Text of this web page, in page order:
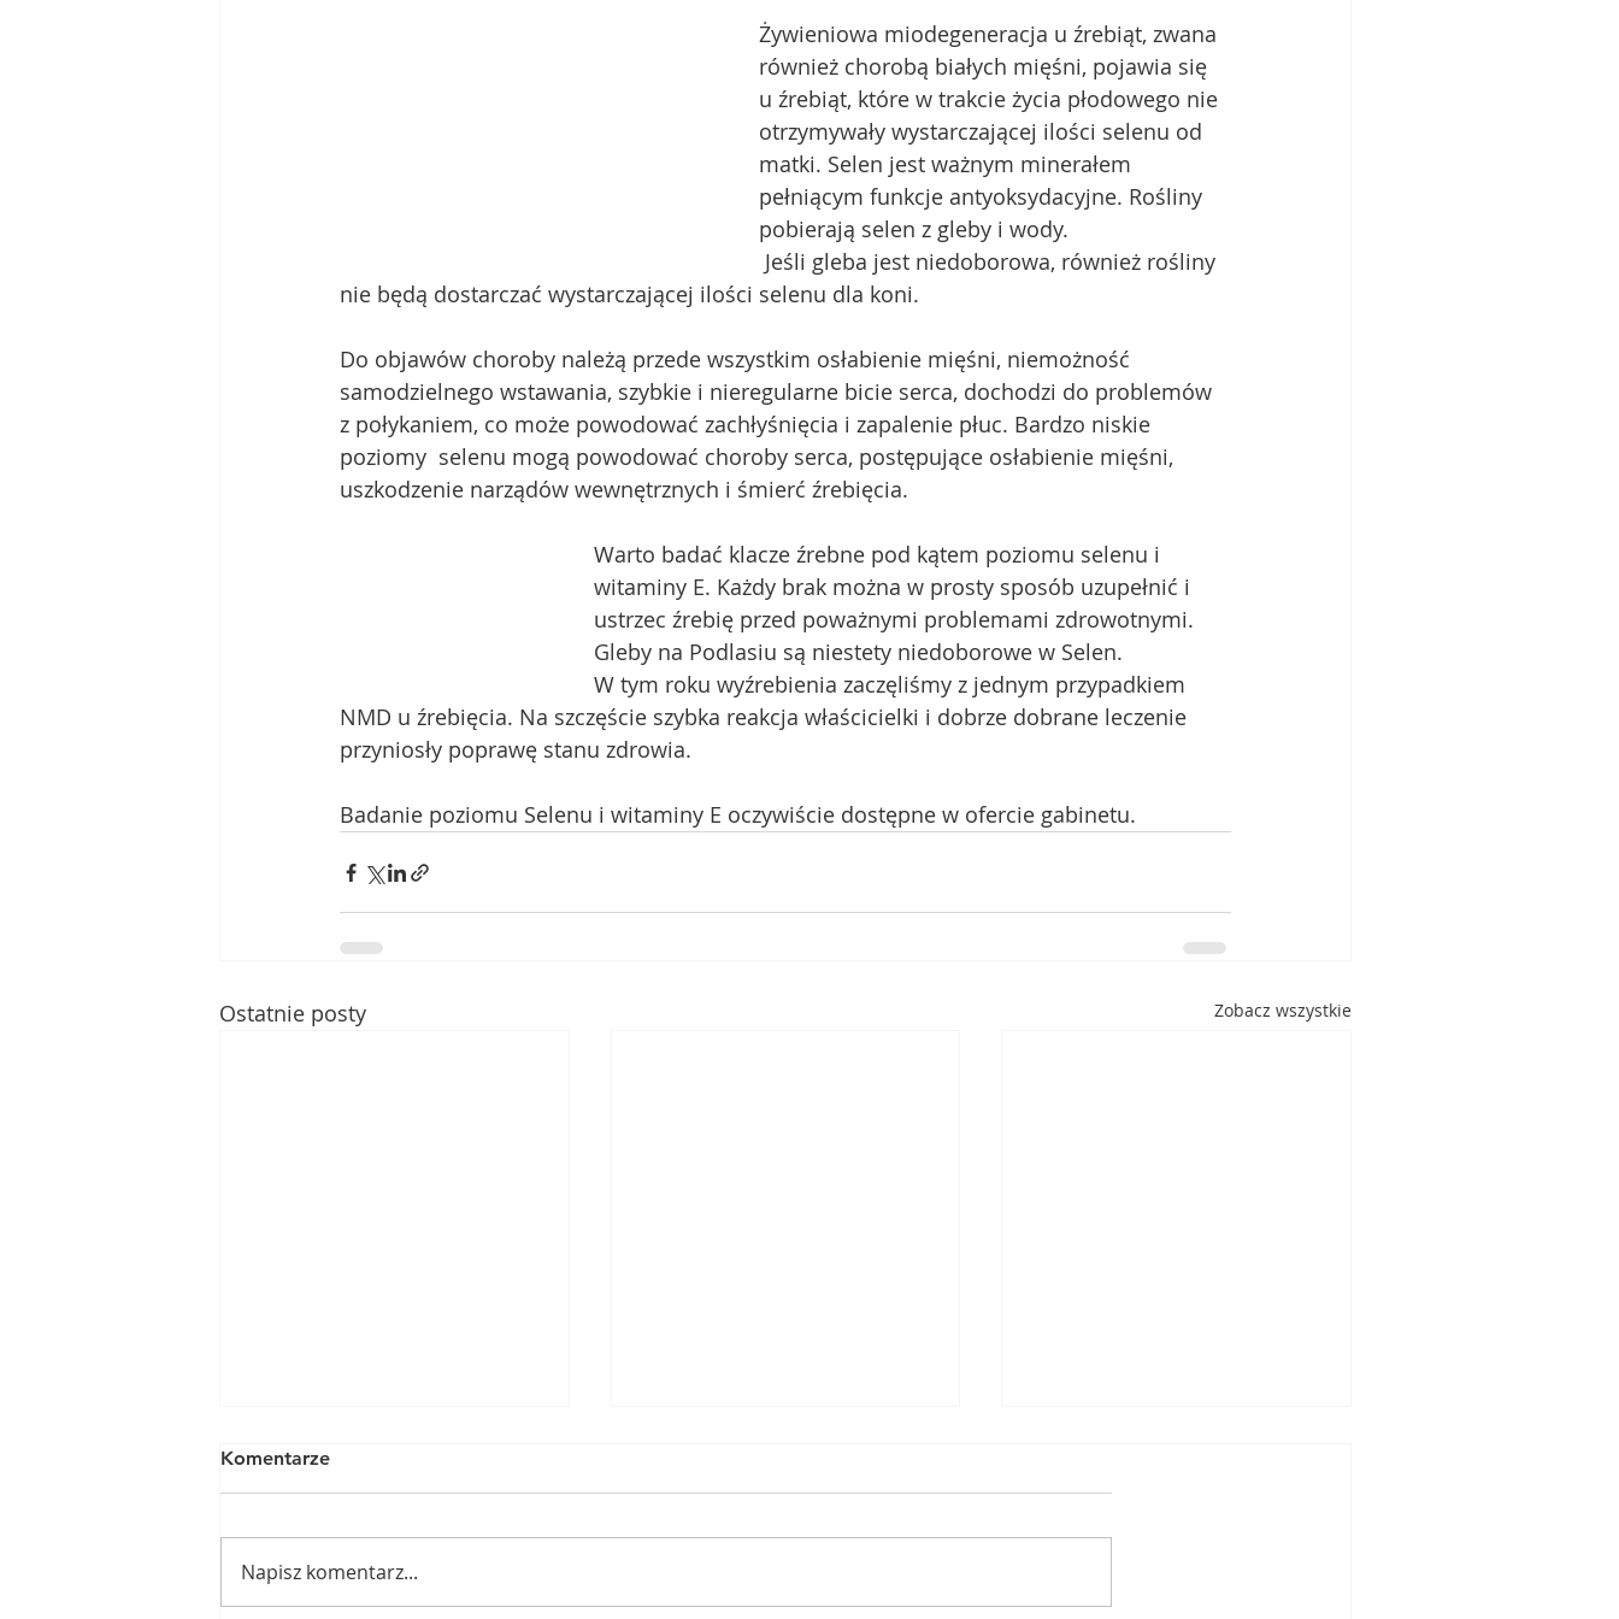
Żywieniowa miodegeneracja u źrebiąt, zwana
również chorobą białych mięśni, pojawia się
u źrebiąt, które w trakcie życia płodowego nie
otrzymywały wystarczającej ilości selenu od
matki. Selen jest ważnym minerałem
pełniącym funkcje antyoksydacyjne. Rośliny
pobierają selen z gleby i wody.
nie będą dostarczać wystarczającej ilości selenu dla koni.
Do objawów choroby należą przede wszystkim osłabienie mięśni, niemożność
samodzielnego wstawania, szybkie i nieregularne bicie serca, dochodzi do problemów
z połykaniem, co może powodować zachłyśnięcia i zapalenie płuc. Bardzo niskie
poziomy  selenu mogą powodować choroby serca, postępujące osłabienie mięśni,
uszkodzenie narządów wewnętrznych i śmierć źrebięcia.
Warto badać klacze źrebne pod kątem poziomu selenu i
witaminy E. Każdy brak można w prosty sposób uzupełnić i
ustrzec źrebię przed poważnymi problemami zdrowotnymi.
Gleby na Podlasiu są niestety niedoborowe w Selen.
W tym roku wyźrebienia zaczęliśmy z jednym przypadkiem
NMD u źrebięcia. Na szczęście szybka reakcja właścicielki i dobrze dobrane leczenie
przyniosły poprawę stanu zdrowia.
Badanie poziomu Selenu i witaminy E oczywiście dostępne w ofercie gabinetu.
Ostatnie posty Zobacz wszystkie
Komentarze
Napisz komentarz...